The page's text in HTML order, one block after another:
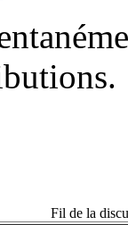
Fil de la